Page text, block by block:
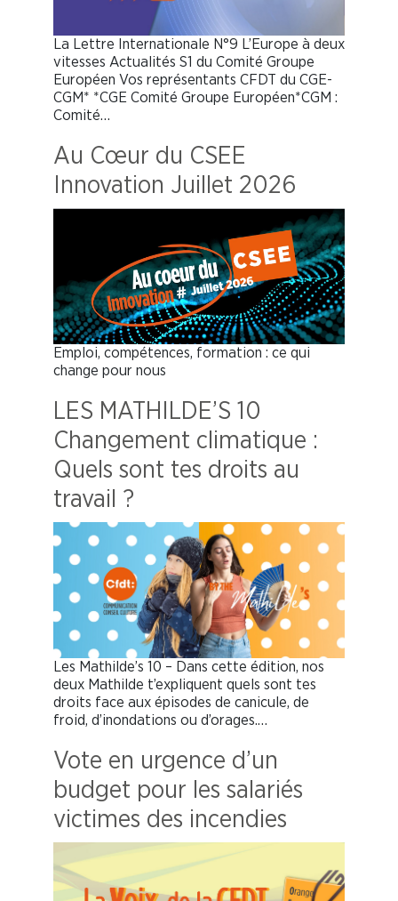
La Lettre Internationale N°9 L’Europe à deux
vitesses Actualités S1 du Comité Groupe
Européen Vos représentants CFDT du CGE-
CGM* *CGE Comité Groupe Européen*CGM :
Comité…
Au Cœur du CSEE
Innovation Juillet 2026
Emploi, compétences, formation : ce qui
change pour nous
LES MATHILDE’S 10
Changement climatique :
Quels sont tes droits au
travail ?
Les Mathilde’s 10 – Dans cette édition, nos
deux Mathilde t’expliquent quels sont tes
droits face aux épisodes de canicule, de
froid, d’inondations ou d’orages.…
Vote en urgence d’un
budget pour les salariés
victimes des incendies